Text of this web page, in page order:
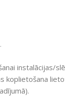
instalācijas/
koplietošana